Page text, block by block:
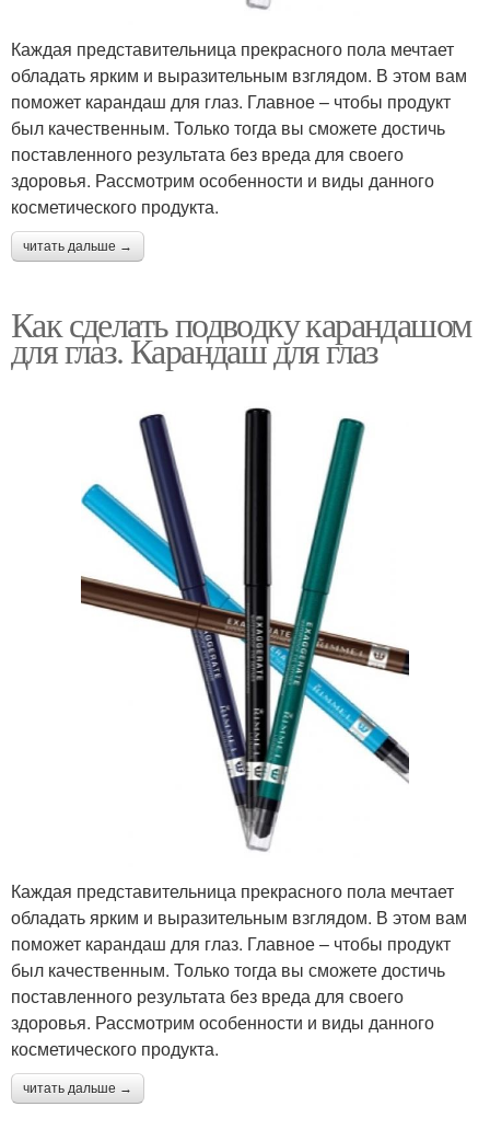
Каждая представительница прекрасного пола мечтает
обладать ярким и выразительным взглядом. В этом вам
поможет карандаш для глаз. Главное – чтобы продукт
был качественным. Только тогда вы сможете достичь
поставленного результата без вреда для своего
здоровья. Рассмотрим особенности и виды данного
косметического продукта.
читать дальше →
Как сделать подводку карандашом
для глаз. Карандаш для глаз
Каждая представительница прекрасного пола мечтает
обладать ярким и выразительным взглядом. В этом вам
поможет карандаш для глаз. Главное – чтобы продукт
был качественным. Только тогда вы сможете достичь
поставленного результата без вреда для своего
здоровья. Рассмотрим особенности и виды данного
косметического продукта.
читать дальше →